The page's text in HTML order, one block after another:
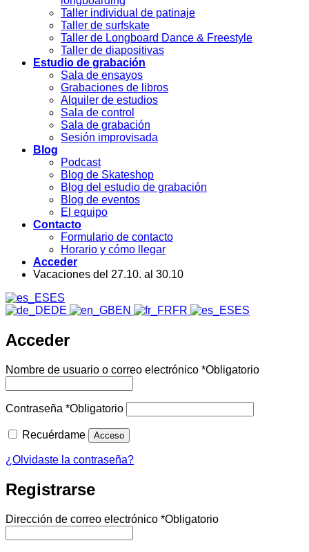
Taller individual de patinaje
Taller de surfskate
Taller de Longboard Dance & Freestyle
Taller de diapositivas
Estudio de grabación
Sala de ensayos
Grabaciones de libros
Alquiler de estudios
Sala de control
Sala de grabación
Sesión improvisada
Blog
Podcast
Blog de Skateshop
Blog del estudio de grabación
Blog de eventos
El equipo
Contacto
Formulario de contacto
Horario y cómo llegar
Acceder
Vacaciones del 27.10. al 30.10
ES
DE
EN FR ES
Acceder
Nombre de usuario o correo electrónico *Obligatorio
Contraseña *Obligatorio
Recuérdame Acceso
¿Olvidaste la contraseña?
Registrarse
Dirección de correo electrónico *Obligatorio